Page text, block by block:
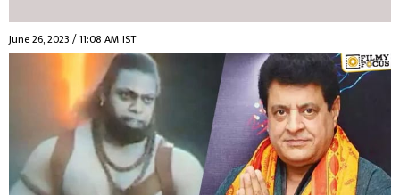
June 26, 2023 / 11:08 AM IST